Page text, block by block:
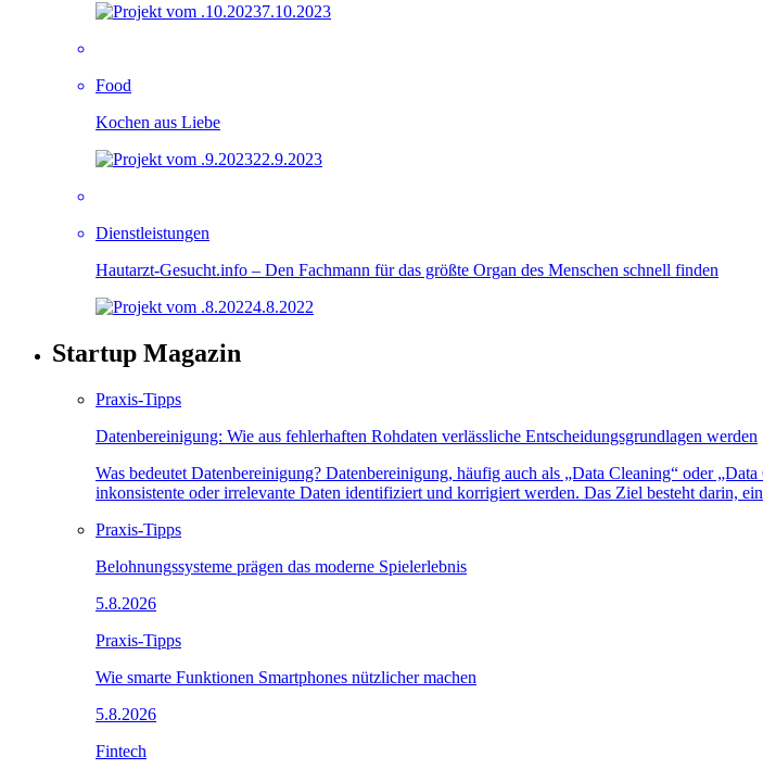
7.10.2023
Food
Kochen aus Liebe
22.9.2023
Dienstleistungen
Hautarzt-Gesucht.info – Den Fachmann für das größte Organ des Menschen schnell finden
4.8.2022
Startup Magazin
Praxis-Tipps
Datenbereinigung: Wie aus fehlerhaften Rohdaten verlässliche Entscheidungsgrundlagen werden
Was bedeutet Datenbereinigung? Datenbereinigung, häufig auch als „Data Cleaning“ oder
inkonsistente oder irrelevante Daten identifiziert und korrigiert werden. Das Ziel besteht darin,
Praxis-Tipps
Belohnungssysteme prägen das moderne Spielerlebnis
5.8.2026
Praxis-Tipps
Wie smarte Funktionen Smartphones nützlicher machen
5.8.2026
Fintech